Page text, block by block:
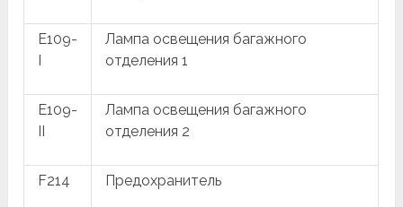
E109-
Лампа освещения багажного
отделения 1
E109-
Лампа освещения багажного
отделения 2
F214 Предохранитель